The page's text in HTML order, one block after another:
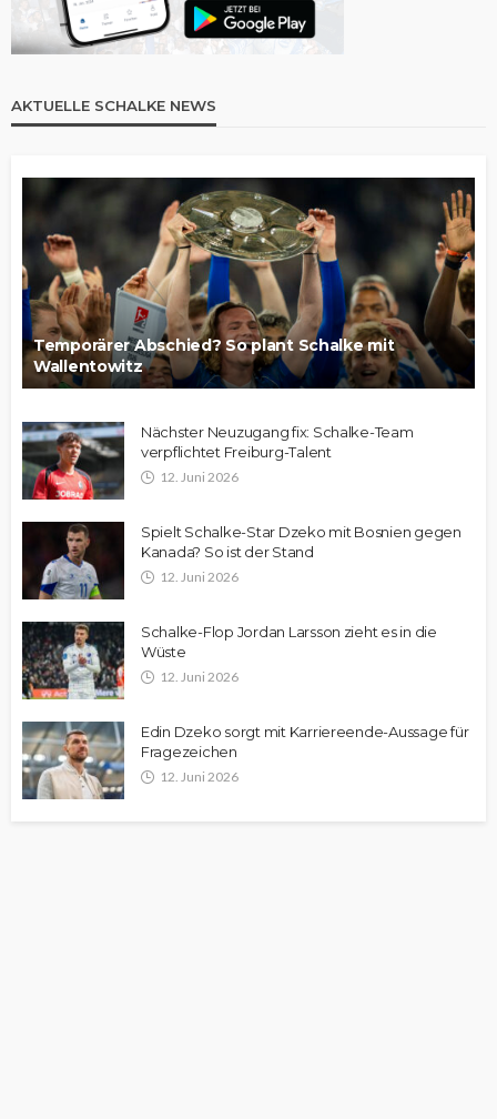
AKTUELLE SCHALKE NEWS
Temporärer Abschied? So plant Schalke mit
Wallentowitz
Nächster Neuzugang fix: Schalke-Team
verpflichtet Freiburg-Talent
12. Juni 2026
Spielt Schalke-Star Dzeko mit Bosnien gegen
Kanada? So ist der Stand
12. Juni 2026
Schalke-Flop Jordan Larsson zieht es in die
Wüste
12. Juni 2026
Edin Dzeko sorgt mit Karriereende-Aussage für
Fragezeichen
12. Juni 2026